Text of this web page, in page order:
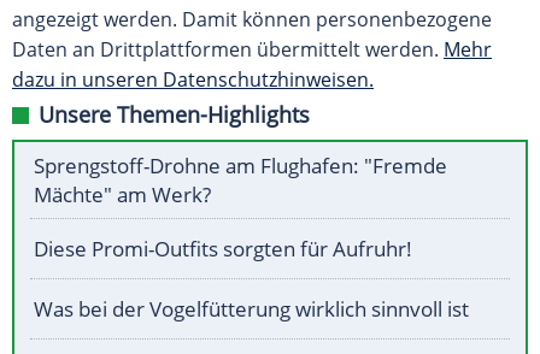
angezeigt werden. Damit können personenbezogene
Daten an Drittplattformen übermittelt werden. Mehr
dazu in unseren Datenschutzhinweisen.
Unsere Themen-Highlights
Sprengstoff-Drohne am Flughafen: "Fremde
Mächte" am Werk?
Diese Promi-Outfits sorgten für Aufruhr!
Was bei der Vogelfütterung wirklich sinnvoll ist